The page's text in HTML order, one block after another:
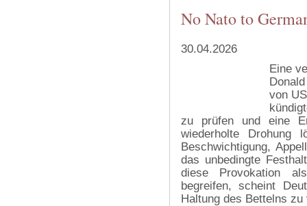
No Nato to
30.04.2026
Eine
von
zu prüfen und eine
wiederholte
Beschwichtigung,
das unbedingte
diese Provokation
begreifen, scheint
Haltung des Bettelns zu